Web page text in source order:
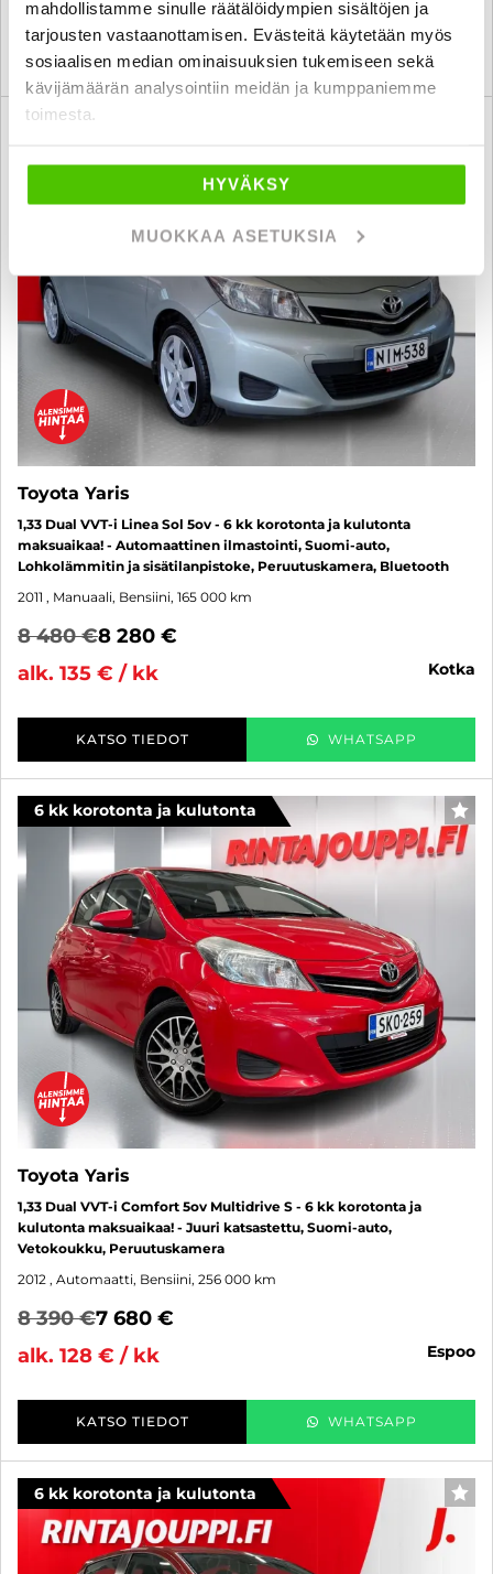
mahdollistamme sinulle räätälöidympien sisältöjen ja
tarjousten vastaanottamisen. Evästeitä käytetään myös
sosiaalisen median ominaisuuksien tukemiseen sekä
kävijämäärän analysointiin meidän ja kumppaniemme
toimesta.
HYVÄKSY
MUOKKAA ASETUKSIA
KATSO TIEDOT WHATSAPP
Toyota Yaris
1,33 Dual VVT-i Linea Sol 5ov - 6 kk korotonta ja kulutonta
maksuaikaa! - Automaattinen ilmastointi, Suomi-auto,
Lohkolämmitin ja sisätilanpistoke, Peruutuskamera, Bluetooth
2011 , Manuaali, Bensiini, 165 000 km
8 480 €8 280 €
alk. 135 € / kk
kotka
KATSO TIEDOT WHATSAPP
6 kk korotonta ja kulutonta
Toyota Yaris
1,33 Dual VVT-i Comfort 5ov Multidrive S - 6 kk korotonta ja
kulutonta maksuaikaa! - Juuri katsastettu, Suomi-auto,
Vetokoukku, Peruutuskamera
2012 , Automaatti, Bensiini, 256 000 km
8 390 €7 680 €
alk. 128 € / kk
espoo
KATSO TIEDOT WHATSAPP
6 kk korotonta ja kulutonta